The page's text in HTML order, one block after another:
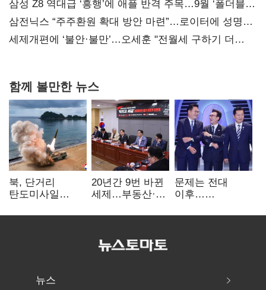
지지도 '50% 아래로'(종합)
삼성 Z8 역대급 ‘흥행’에 애플 반격 주목…9월 ‘폴더블
대전’
삼전닉스 “주주환원 확대 방안 마련”…로이터에 성명
보내
세제개편에 ‘불안·불만’…오세훈 "전월세 구하기 더
함께 볼만한 뉴스
북, 단거리
탄도미사일
"즉각 중단 촉구"
20년간 9번 바뀐
세제…부동산·
건드렸다
문제는 전대
이후…
뒤집힐 땐
뉴스